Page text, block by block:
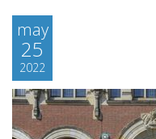
may
25
2022